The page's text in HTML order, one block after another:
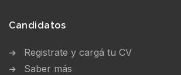
Candidatos
Registrate y cargá tu CV
Saber más